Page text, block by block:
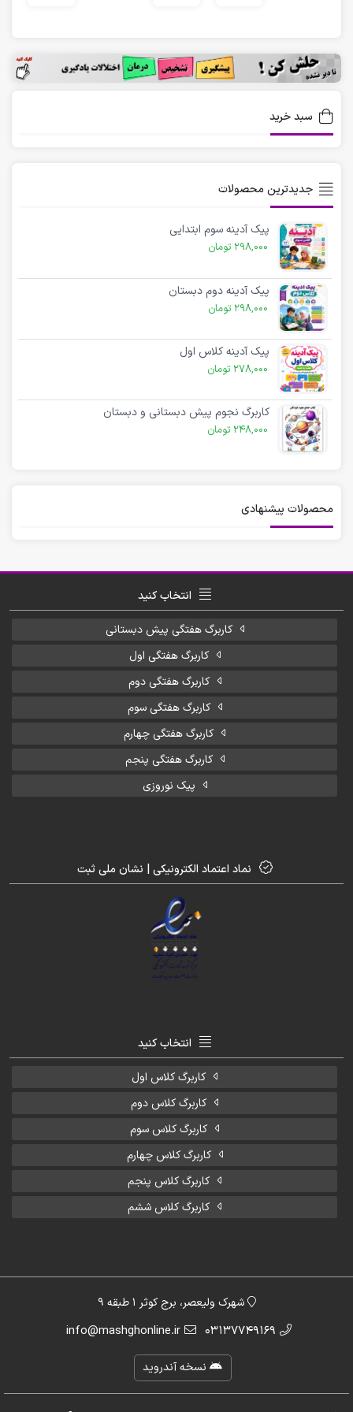
سبد خرید
جدیدترین محصولات
پیک آدینه سوم ابتدایی
298,000 تومان
پیک آدینه دوم دبستان
298,000 تومان
پیک آدینه کلاس اول
278,000 تومان
کاربرگ نجوم پیش دبستانی و دبستان
248,000 تومان
محصولات پیشنهادی
انتخاب کنید
کاربرگ هفتگی پیش دبستانی
کاربرگ هفتگی اول
کاربرگ هفتگی دوم
کاربرگ هفتگی سوم
کاربرگ هفتگی چهارم
کاربرگ هفتگی پنجم
پیک نوروزی
نماد اعتماد الکترونیکی | نشان ملی ثبت
انتخاب کنید
کاربرگ کلاس اول
کاربرگ کلاس دوم
کاربرگ کلاس سوم
کاربرگ کلاس چهارم
کاربرگ کلاس پنجم
کاربرگ کلاس ششم
شهرک ولیعصر، برج کوثر 1 طبقه 9
03137749169
info@mashghonline.ir
نسخه آندروید